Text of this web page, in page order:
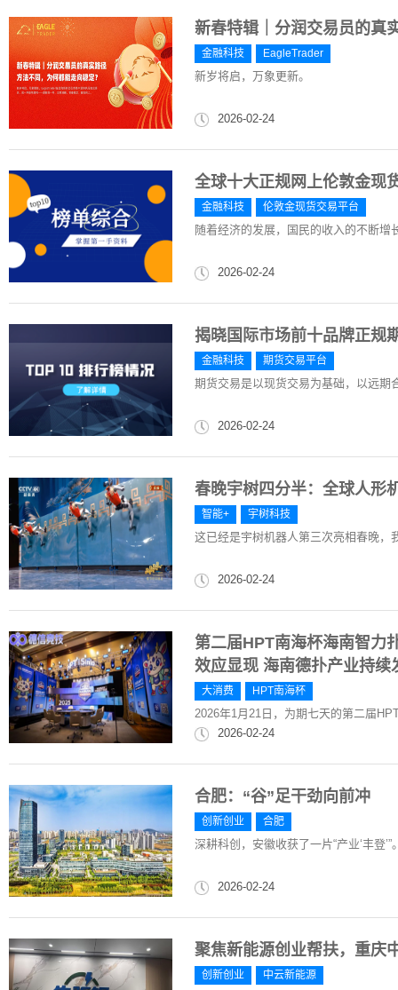
新春特辑｜分润交易员的真
金融科技 EagleTrader
新岁将启，万象更新。
2026-02-24
全球十大正规网上伦敦金现
金融科技 伦敦金现货交易平台
随着经济的发展，国民的收入的不断增
2026-02-24
揭晓国际市场前十品牌正规
金融科技 期货交易平台
期货交易是以现货交易为基础，以远期
2026-02-24
春晚宇树四分半：全球人形
智能+ 宇树科技
这已经是宇树机器人第三次亮相春晚，
2026-02-24
第二届HPT南海杯海南智
效应显现 海南德扑产业持续
大消费 HPT南海杯
2026年1月21日，为期七天的第二届
2026-02-24
合肥：“谷”足干劲向前冲
创新创业 合肥
深耕科创，安徽收获了一片“产业‘丰登’”
2026-02-24
聚焦新能源创业帮扶，重庆
创新创业 中云新能源